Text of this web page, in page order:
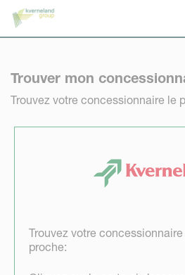
Trouver mon
Trouvez votre concessionnaire le
Trouvez votre concessionnaire
proche:
Panneau de gestion des cookies